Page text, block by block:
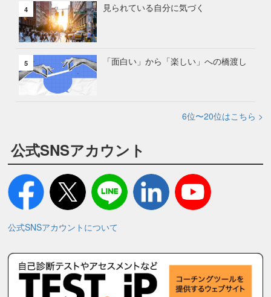
4 見られている自分に気づく
5 「面白い」から「楽しい」への橋渡し
6位〜20位はこちら >
公式SNSアカウント
公式SNSアカウントについて